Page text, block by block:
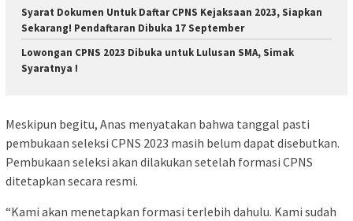
Syarat Dokumen Untuk Daftar CPNS Kejaksaan 2023, Siapkan
Sekarang! Pendaftaran Dibuka 17 September
Lowongan CPNS 2023 Dibuka untuk Lulusan SMA, Simak
Syaratnya !
Meskipun begitu, Anas menyatakan bahwa tanggal pasti
pembukaan seleksi CPNS 2023 masih belum dapat disebutkan.
Pembukaan seleksi akan dilakukan setelah formasi CPNS
ditetapkan secara resmi.
“Kami akan menetapkan formasi terlebih dahulu. Kami sudah